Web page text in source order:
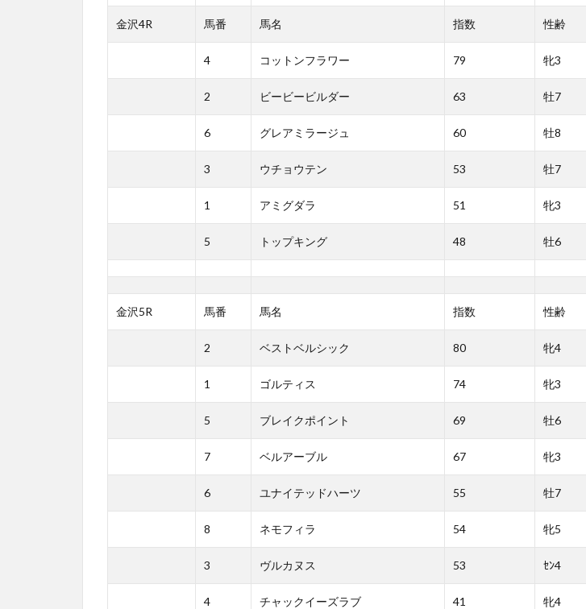
金沢4R 馬番 馬名 指数 性齢
4 コットンフラワー 79 牝3
2 ビービービルダー 63 牡7
6 グレアミラージュ 60 牡8
3 ウチョウテン 53 牡7
1 アミグダラ 51 牝3
5 トップキング 48 牡6
金沢5R 馬番 馬名 指数 性齢
2 ベストベルシック 80 牝4
1 ゴルティス 74 牝3
5 ブレイクポイント 69 牡6
7 ベルアーブル 67 牝3
6 ユナイテッドハーツ 55 牡7
8 ネモフィラ 54 牝5
3 ヴルカヌス 53 ｾﾝ4
4 チャックイーズラブ 41 牝4